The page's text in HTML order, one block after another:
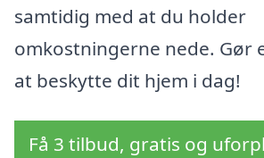
samtidig med at du holder
omkostningerne nede. Gør
at beskytte dit hjem i dag!
Få 3 tilbud, gratis og